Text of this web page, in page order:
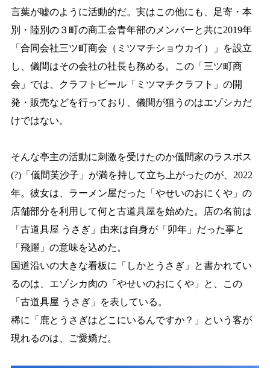
言葉が嘘のように活動的だ。 実はこの他にも、足寄・本
別・陸別の３町の商工会青年部のメンバーと共に2019年
「合同会社三ツ町商会 （ミツマチショウカイ）」を設立
し、儀間はその会社の社長も務める。この「三ツ町商
会」では、クラフトビール「ミツマチクラフト」の開
発・販売などを行っており、儀間が狙うのはエゾシカだ
けではない。
そんな亭主の活動に刺激を受けたのか儀間家のラスボス
(?)「儀間芙沙子」が満を持して立ち上がったのが、2022
年。彼女は、ラーメン屋だった「やせいのおにくや」の
店舗部分を利用して何と古道具屋を始めた。
店の名前は
「古道具屋 うさぎ」由来は自身が「卯年」だった事と
「飛躍」の意味を込めた。
国道沿いの大きな看板に「しかとうさぎ」と書かれてい
るのは、エゾシカ肉の「やせいのおにくや」と、
この
「古道具屋 うさぎ」を表している。
稀に「鹿とうさぎはどこにいるんですか？」という客が
現れるのは、ご愛嬌だ。